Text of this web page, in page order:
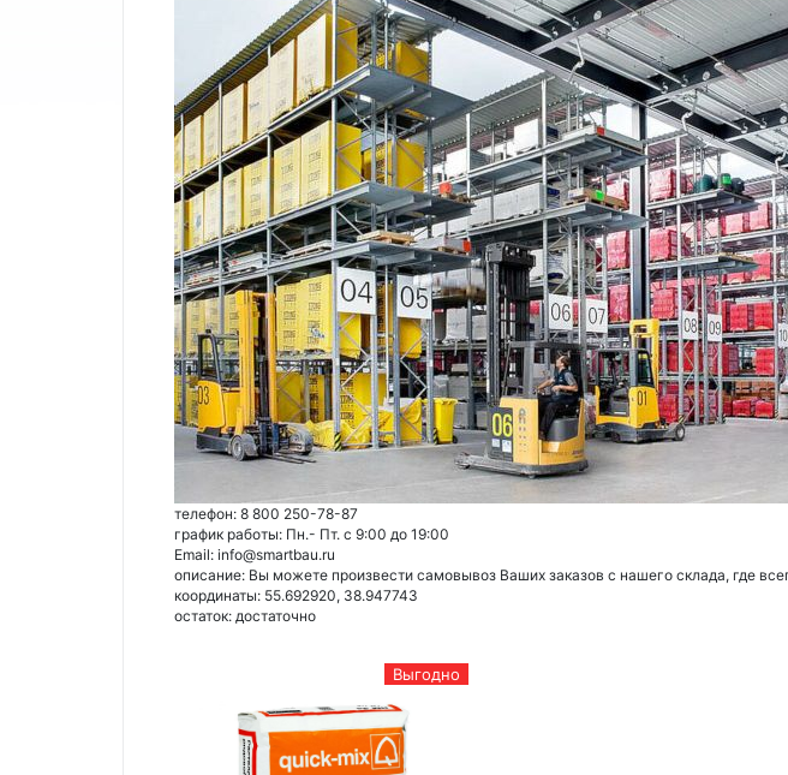
телефон: 8 800 250-78-87
график работы: Пн.- Пт. с 9:00 до 19:00
Email: info@smartbau.ru
описание: Вы можете произвести самовывоз Ваших заказов с нашего склада, где
координаты: 55.692920, 38.947743
остаток: достаточно
Выгодно